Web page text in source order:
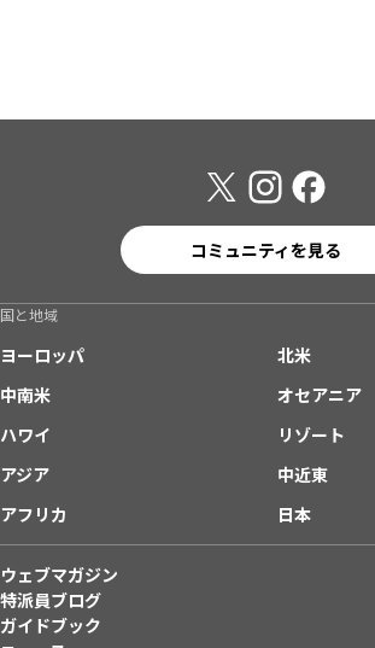
コミュニティを見る
国と地域
ヨーロッパ
北米
中南米
オセアニア
ハワイ
リゾート
アジア
中近東
アフリカ
日本
ウェブマガジン
特派員ブログ
ガイドブック